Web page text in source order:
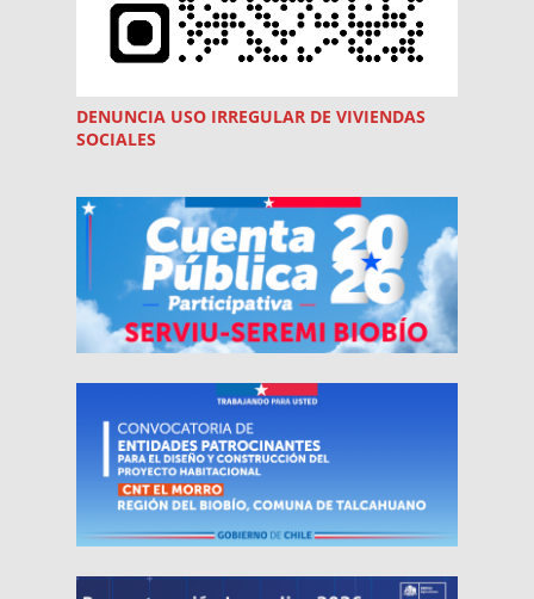
DENUNCIA USO IRREGULAR DE VIVIENDAS
SOCIALES